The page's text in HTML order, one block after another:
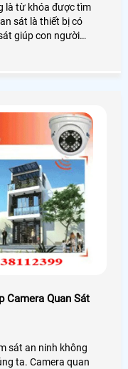
là từ khóa được tìm
sát là thiết bị có
giúp con người
Camera Quan Sát
sát an ninh không
ta. Camera quan